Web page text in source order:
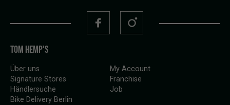
TOM HEMP'S
Über uns
Signature Stores
Händlersuche
Bike Delivery Berlin
My Account
Franchise
Job